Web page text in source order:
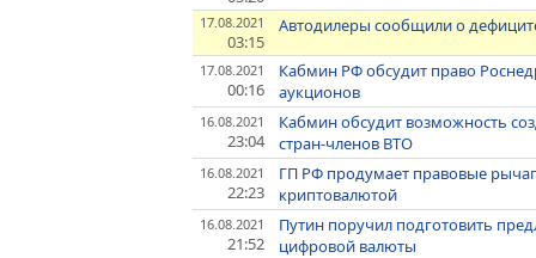
17.08.2021
03:15
Автодилеры сообщили о
17.08.2021
00:16
Кабмин РФ обсудит право
аукционов
16.08.2021
23:04
Кабмин обсудит возможность
стран-членов ВТО
16.08.2021
22:23
ГП РФ продумает правовые
криптовалютой
16.08.2021
21:52
Путин поручил подготовить
цифровой валюты